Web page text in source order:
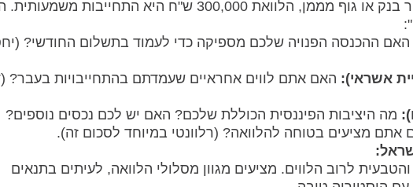
עבור בנק או גוף מממן, הלוואת 300,000 ש"ח היא התחייבות
האם ההכנסה הפנויה שלכם מספיקה כדי לעמוד בתשלום החודשי?
האם אתם לווים אחראיים שעמדתם בהתחייבויות בעבר?
מה היציבות הפיננסית הכוללת שלכם? האם יש לכם נכסים נוספים?
אתם מציעים בטוחה להלוואה? (רלוונטי במיוחד לסכום זה).
לרוב הלווים. מציעים מגוון מסלולי הלוואה, לעיתים בתנאים